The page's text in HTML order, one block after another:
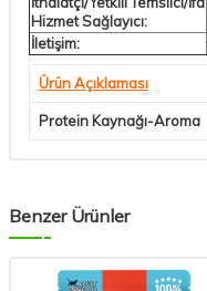
Hizmet Sağlayıcı:
İletişim:
Ürün Açıklaması
Protein Kaynağı-Aroma
Benzer Ürünler